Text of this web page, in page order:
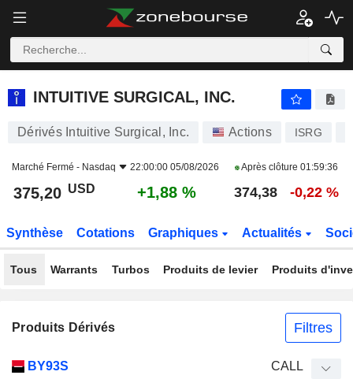
INTUITIVE SURGICAL, INC.
INTUITIVE SURGICAL, INC.
Dérivés Intuitive Surgical, Inc. Actions ISRG
Marché Fermé - Nasdaq 22:00:00 05/08/2026 Après clôture 01:59:36
375,20 USD +1,88 % 374,38 -0,22 %
Synthèse Cotations Graphiques Actualités
Tous Warrants Turbos Produits de levier Produits
Produits Dérivés Filtres
BY93S CALL